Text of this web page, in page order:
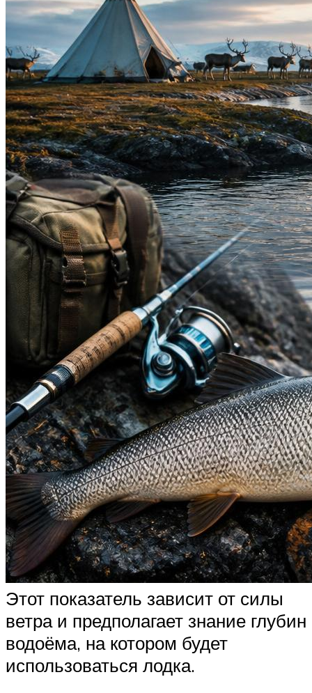
Этот показатель зависит от силы
ветра и предполагает знание глубин
водоёма, на котором будет
использоваться лодка.